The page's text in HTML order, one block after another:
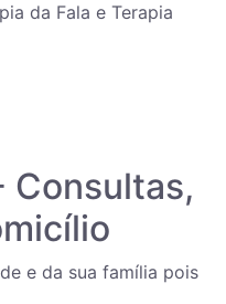
da Fala e Terapia
Consultas,
e da sua família pois